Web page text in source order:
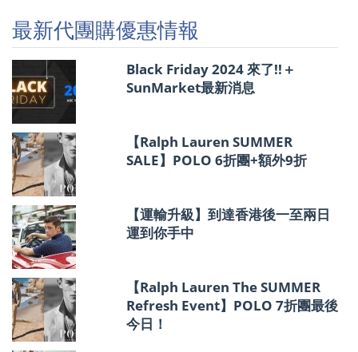
優
惠
情
報
最新代團購優惠情報
Black Friday 2024 來了!!＋
SunMarket最新消息
【Ralph Lauren SUMMER
SALE】POLO 6折團+額外9折
【運輸升級】到達香港後一至兩日
運到你手中
【Ralph Lauren The SUMMER
Refresh Event】POLO 7折團最後
今日！